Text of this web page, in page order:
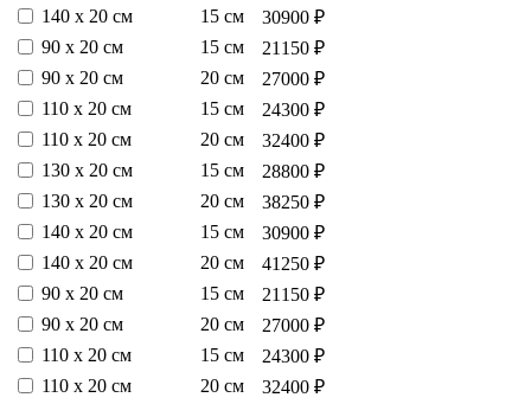
140 х 20 см
15 см
30900 ₽
90 х 20 см
15 см
21150 ₽
90 х 20 см
20 см
27000 ₽
110 х 20 см
15 см
24300 ₽
110 х 20 см
20 см
32400 ₽
130 х 20 см
15 см
28800 ₽
130 х 20 см
20 см
38250 ₽
140 х 20 см
15 см
30900 ₽
140 х 20 см
20 см
41250 ₽
90 х 20 см
15 см
21150 ₽
90 х 20 см
20 см
27000 ₽
110 х 20 см
15 см
24300 ₽
110 х 20 см
20 см
32400 ₽